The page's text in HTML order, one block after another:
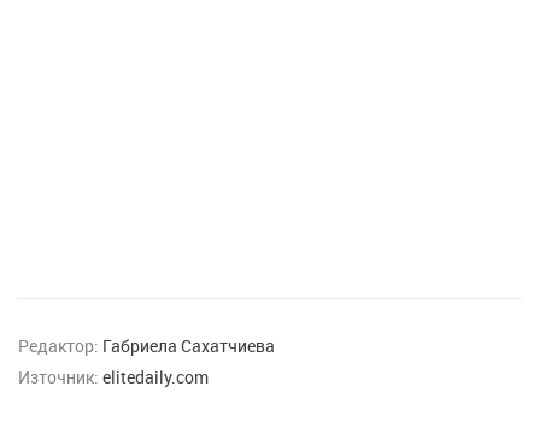
Редактор: Габриела Сахатчиева
Източник: elitedaily.com